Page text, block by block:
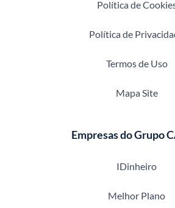
Política de
Política de
Termos de Uso
Mapa Site
Empresas do Grupo
IDinheiro
Melhor Plano